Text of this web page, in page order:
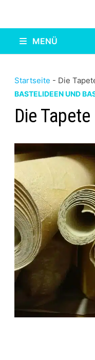
MENÜ
Startseite - Die
BASTELIDEEN UND
Die